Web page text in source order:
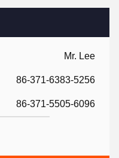
Mr. Lee
86-371-6383-5256
86-371-5505-6096